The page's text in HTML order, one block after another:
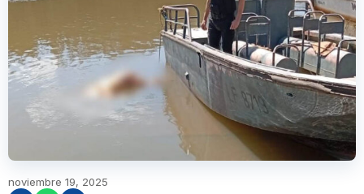
noviembre 19, 2025